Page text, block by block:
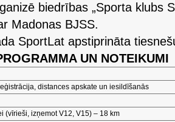
biedrības „Sporta klubs
Madonas BJSS.
SportLat apstiprināta
UN NOTEIKUMI
distances apskate un iesildīšanās
(vīrieši, izņemot V12, V15) – 18 km